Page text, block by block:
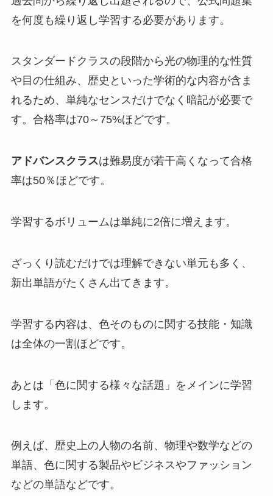
を何度も繰り返し学習する必要があります。
スタンダードクラスの段階から光の物理的な性質
や目の仕組み、歴史といった学術的な内容が含ま
れるため、単純なセンスだけでなく暗記が必要で
す。合格率は70～75%ほどです。
アドバンスクラスは難易度が若干高くなって合格
率は50％ほどです。
学習するボリュームは単純に2倍に増えます。
ざっくり読むだけでは理解できない単元も多く、
新出単語がたくさん出てきます。
学習する内容は、色そのものに関する技能・知識
は全体の一割ほどです。
あとは「色に関する様々な話題」をメインに学習
します。
例えば、歴史上の人物の名前、物理や数学などの
単語、色に関する製品やビジネスやファッション
などの単語などです。